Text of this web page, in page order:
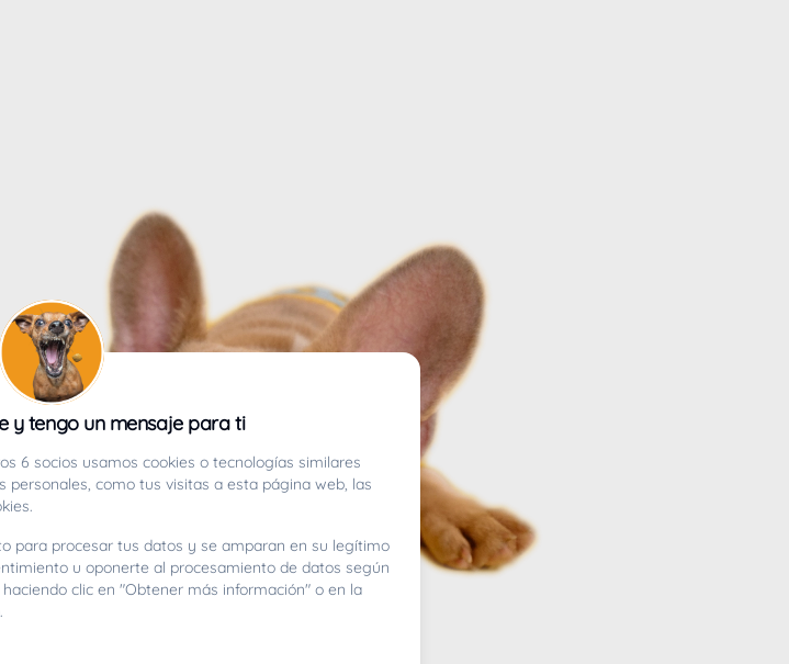
y tengo un mensaje para ti
6 socios usamos cookies o tecnologías similares
personales, como tus visitas a esta página web, las
para procesar tus datos y se amparan en su legítimo
u oponerte al procesamiento de datos según
clic en "Obtener más información" o en la